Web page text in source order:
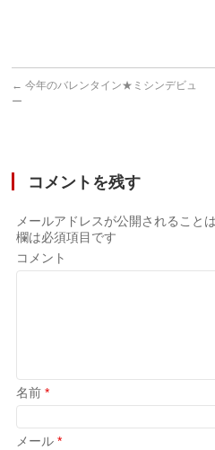
← 今年のバレンタイン★ミシンデビュ
ー
コメントを残す
メールアドレスが公開されること
欄は必須項目です
コメント
名前*
メール*